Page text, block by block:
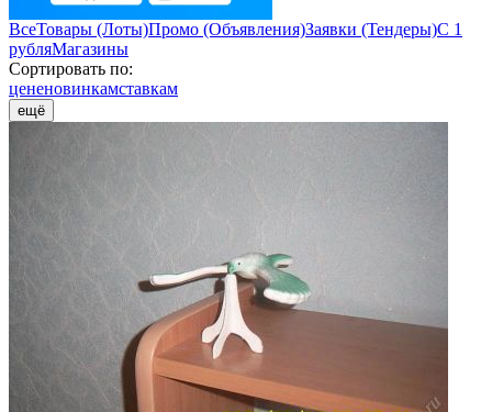
ВсеТовары (Лоты)Промо (Объявления)Заявки (Тендеры)С 1
рубляМагазины
Сортировать по:
цененовинкамставкам
ещё